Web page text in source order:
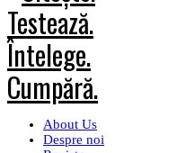
About Us
Despre noi